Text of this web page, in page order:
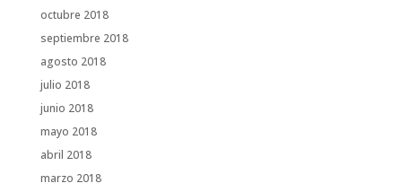
octubre 2018
septiembre 2018
agosto 2018
julio 2018
junio 2018
mayo 2018
abril 2018
marzo 2018